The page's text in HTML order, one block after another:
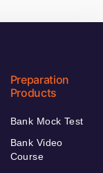
Preparation
Products
Bank Mock Test
Bank Video
Course